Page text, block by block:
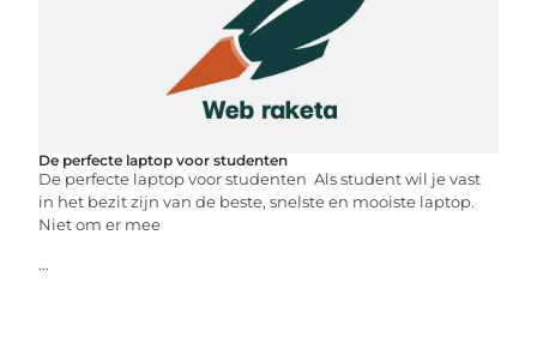
De perfecte laptop voor studenten
De perfecte laptop voor studenten Als student wil je vast
in het bezit zijn van de beste, snelste en mooiste laptop.
Niet om er mee
...